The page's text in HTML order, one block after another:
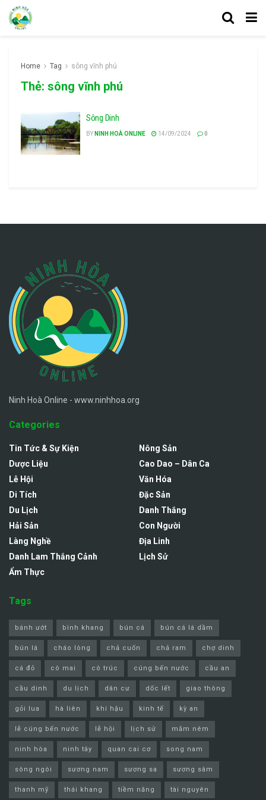
Home Tag sông vĩnh phú
Thẻ: sông vĩnh phú
Sông Dinh
BY NINH HOÀ ONLINE 14/09/2024 0
Ninh Hoà Online - www.ninhhoa.org
Categories
Tin Tức & Sự Kiện
Dược Liệu
Lễ Hội
Di Tích
Du Lịch
Hải Sản
Làng Nghề
Danh Lam Thắng Cảnh
Ẩm Thực
Nông Sản
Cao Dao – Dân Ca
Văn Hóa
Đặc Sản
Danh Thắng
Con Người
Địa Linh
Lịch Sử
Tags
bánh ướt bình khang bún cá bún cá lá dầm
bún lá cháo lòng chả cuốn chả ram chợ dinh
cá đỏ cô mai cô trúc cúng bến nước cầu an
cầu dinh du lịch dân cư dốc lết giao thông
gỏi lua hà liên khí hậu kinh tế kỳ an
lễ cúng bến nước lễ hội lịch sử mắm nêm
ninh hòa ninh tây quan cai cơ song nam
sông ngòi sương nam sương sa sương sâm
thanh mỹ thái khang tiềm năng tài nguyên